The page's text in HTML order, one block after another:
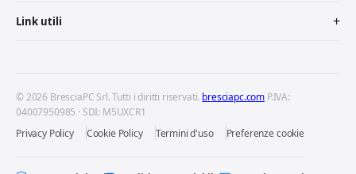
Link utili
© 2026 BresciaPC Srl. Tutti i diritti riservati. bresciapc.com P.IVA:
04007950985 · SDI: M5UXCR1
Privacy Policy
Cookie Policy Termini d'uso Preferenze cookie